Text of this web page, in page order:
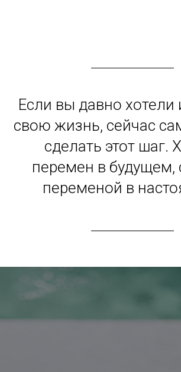
Если вы давно хотели
свою жизнь, сейчас
сделать этот шаг.
перемен в будущем,
переменой в